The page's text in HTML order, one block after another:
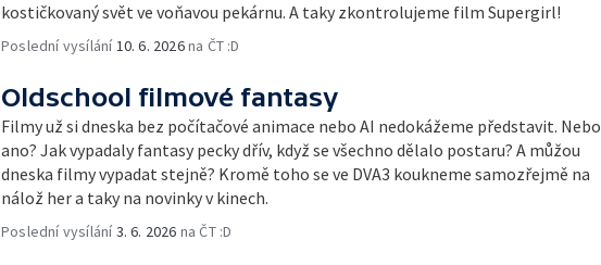
kostičkovaný svět ve voňavou pekárnu. A taky zkontrolujeme film Supergirl!
Poslední vysílání10. 6. 2026na ČT :D
Oldschool filmové fantasy
Filmy už si dneska bez počítačové animace nebo AI nedokážeme představit. Nebo
ano? Jak vypadaly fantasy pecky dřív, když se všechno dělalo postaru? A můžou
dneska filmy vypadat stejně? Kromě toho se ve DVA3 koukneme samozřejmě na
nálož her a taky na novinky v kinech.
Poslední vysílání3. 6. 2026 na ČT :D